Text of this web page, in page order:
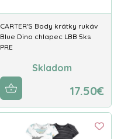
CARTER'S Body krátky rukáv
Blue Dino chlapec LBB 5ks
PRE
Skladom
17.50€